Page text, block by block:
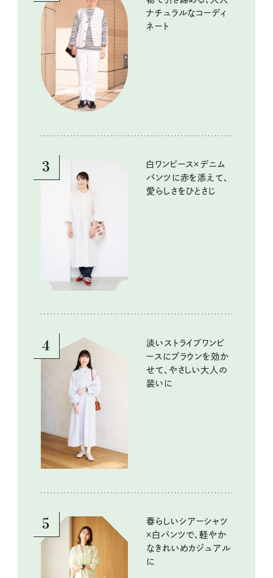
ナチュラルなコーディ
ネート
3
白ワンピース×デニム
パンツに赤を添えて、
愛らしさをひとさじ
4
淡いストライプワンピ
ースにブラウンを効か
せて、やさしい大人の
装いに
5
春らしいシアーシャツ
×白パンツで、軽やか
なきれいめカジュアル
に